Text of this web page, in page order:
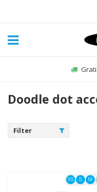
Doodle dot
Filter